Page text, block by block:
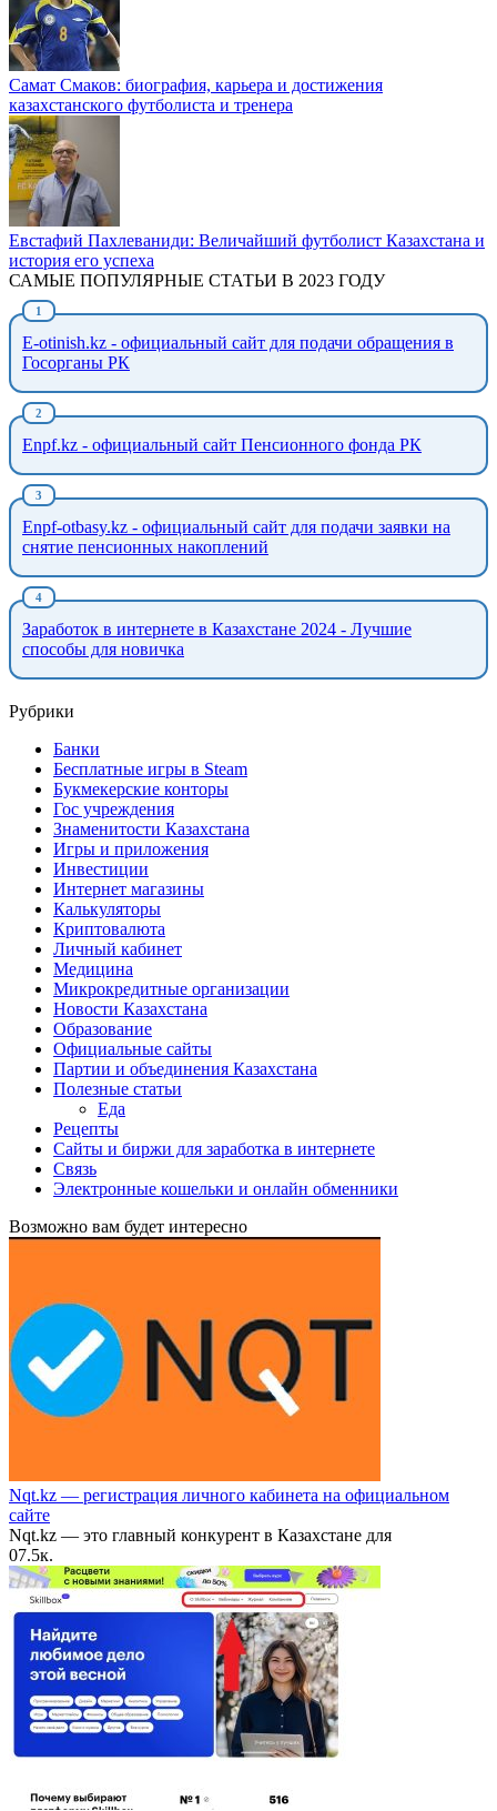
Самат Смаков: биография, карьера и достижения
казахстанского футболиста и тренера
Евстафий Пахлеваниди: Величайший футболист Казахстана и
история его успеха
САМЫЕ ПОПУЛЯРНЫЕ СТАТЬИ В 2023 ГОДУ
E-otinish.kz - официальный сайт для подачи обращения в
Госорганы РК
Enpf.kz - официальный сайт Пенсионного фонда РК
Enpf-otbasy.kz - официальный сайт для подачи заявки на
снятие пенсионных накоплений
Заработок в интернете в Казахстане 2024 - Лучшие
способы для новичка
Рубрики
Банки
Бесплатные игры в Steam
Букмекерские конторы
Гос учреждения
Знаменитости Казахстана
Игры и приложения
Инвестиции
Интернет магазины
Калькуляторы
Криптовалюта
Личный кабинет
Медицина
Микрокредитные организации
Новости Казахстана
Образование
Официальные сайты
Партии и объединения Казахстана
Полезные статьи
Еда
Рецепты
Сайты и биржи для заработка в интернете
Связь
Электронные кошельки и онлайн обменники
Возможно вам будет интересно
Nqt.kz — регистрация личного кабинета на официальном
сайте
Nqt.kz — это главный конкурент в Казахстане для
07.5к.